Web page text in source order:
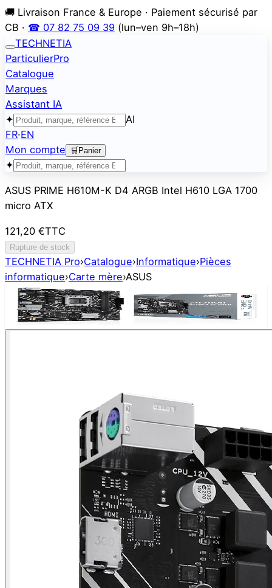
🚚 Livraison France & Europe · Paiement sécurisé par
CB · ☎ 07 82 75 09 39 (lun–ven 9h–18h)
TECHNETIA
ParticulierPro
Catalogue
Marques
Assistant IA
✦
AI
FR·EN
Mon compte
🛒 Panier
✦
ASUS PRIME H610M-K D4 ARGB Intel H610 LGA 1700
micro ATX
121,20 €TTC
Rupture de stock
TECHNETIA Pro›Catalogue›Informatique›Pièces
informatique›Carte mère›ASUS